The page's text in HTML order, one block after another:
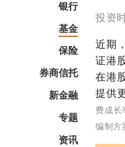
银行
基金
保险
券商信托
新金融
专题
资讯
投资
近期
证港
在港
提供
费成
编制方